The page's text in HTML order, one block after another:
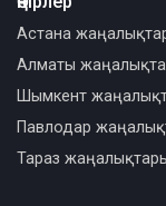
Астана
Алматы
Шымкент
Павлодар
Тараз